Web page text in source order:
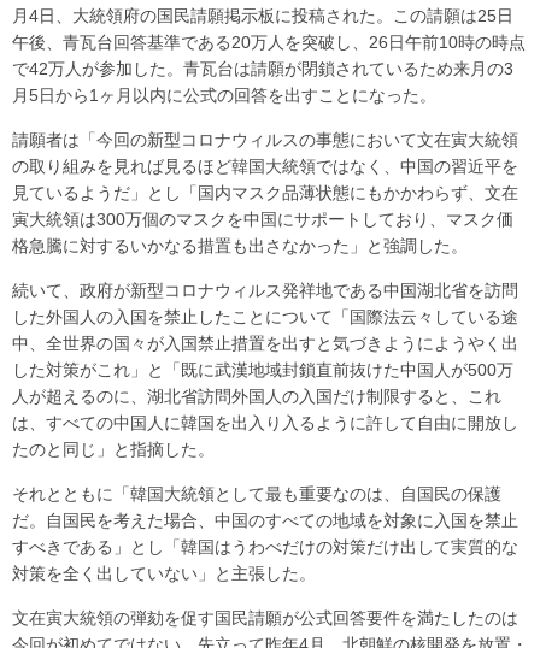
月4日、大統領府の国民請願掲示板に投稿された。この請願は25日
午後、青瓦台回答基準である20万人を突破し、26日午前10時の時点
で42万人が参加した。青瓦台は請願が閉鎖されているため来月の3
月5日から1ヶ月以内に公式の回答を出すことになった。
請願者は「今回の新型コロナウィルスの事態において文在寅大統領
の取り組みを見れば見るほど韓国大統領ではなく、中国の習近平を
見ているようだ」とし「国内マスク品薄状態にもかかわらず、文在
寅大統領は300万個のマスクを中国にサポートしており、マスク価
格急騰に対するいかなる措置も出さなかった」と強調した。
続いて、政府が新型コロナウィルス発祥地である中国湖北省を訪問
した外国人の入国を禁止したことについて「国際法云々している途
中、全世界の国々が入国禁止措置を出すと気づきようにようやく出
した対策がこれ」と「既に武漢地域封鎖直前抜けた中国人が500万
人が超えるのに、湖北省訪問外国人の入国だけ制限すると、これ
は、すべての中国人に韓国を出入り入るように許して自由に開放し
たのと同じ」と指摘した。
それとともに「韓国大統領として最も重要なのは、自国民の保護
だ。自国民を考えた場合、中国のすべての地域を対象に入国を禁止
すべきである」とし「韓国はうわべだけの対策だけ出して実質的な
対策を全く出していない」と主張した。
文在寅大統領の弾劾を促す国民請願が公式回答要件を満たしたのは
今回が初めてではない。先立って昨年4月、北朝鮮の核開発を放置・